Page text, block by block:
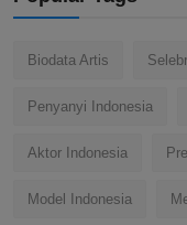
Biodata Artis
Penyanyi Indonesia
Aktor Indonesia
Model Indonesia